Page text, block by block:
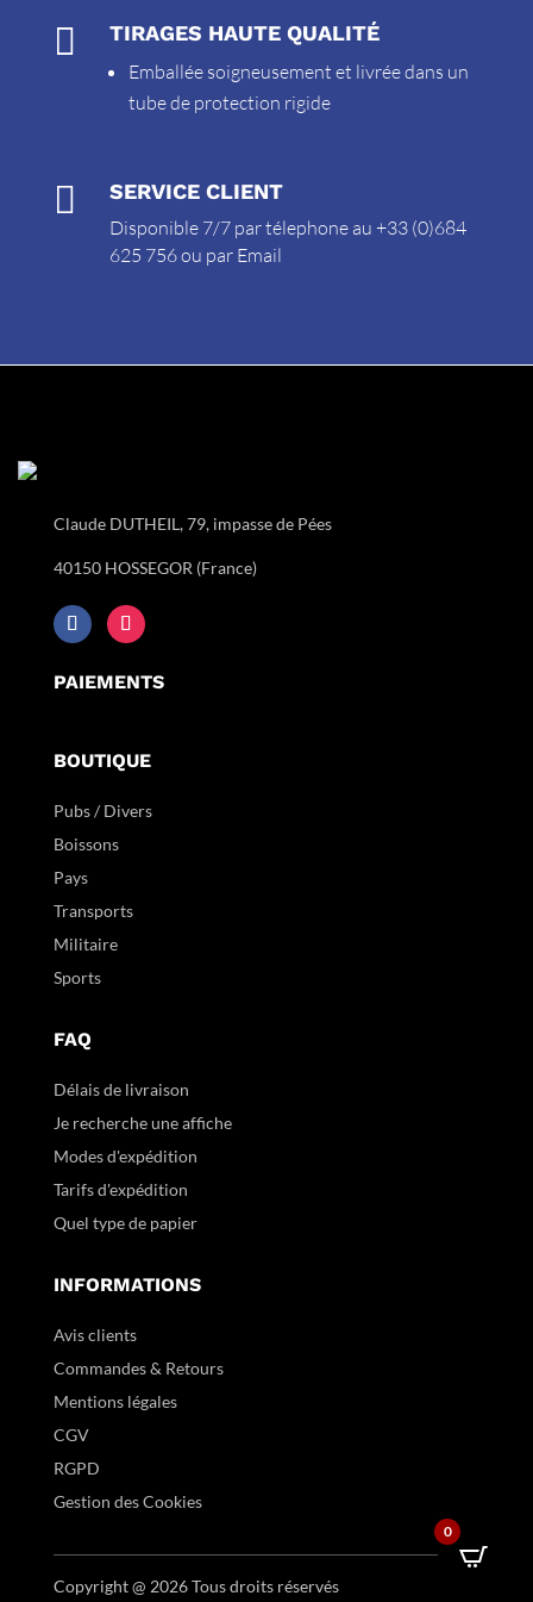
 TIRAGES HAUTE QUALITÉ
Emballée soigneusement et livrée dans un
tube de protection rigide
 SERVICE CLIENT
Disponible 7/7 par télephone au +33 (0)684
625 756 ou par Email
Claude DUTHEIL, 79, impasse de Pées
40150 HOSSEGOR (France)
PAIEMENTS
BOUTIQUE
Pubs / Divers
Boissons
Pays
Transports
Militaire
Sports
FAQ
Délais de livraison
Je recherche une affiche
Modes d'expédition
Tarifs d'expédition
Quel type de papier
INFORMATIONS
Avis clients
Commandes & Retours
Mentions légales
CGV
RGPD
Gestion des Cookies
Copyright @ 2026 Tous droits réservés
0